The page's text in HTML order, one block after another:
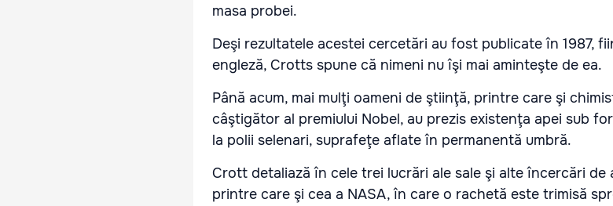
masa probei.
Deşi rezultatele acestei cercetări au fost publicate în 1987,
engleză, Crotts spune că nimeni nu îşi mai aminteşte de ea.
Până acum, mai mulţi oameni de ştiinţă, printre care şi
câştigător al premiului Nobel, au prezis existenţa apei sub
la polii selenari, suprafeţe aflate în permanentă umbră.
Crott detaliază în cele trei lucrări ale sale şi alte încercări de
printre care şi cea a NASA, în care o rachetă este trimisă